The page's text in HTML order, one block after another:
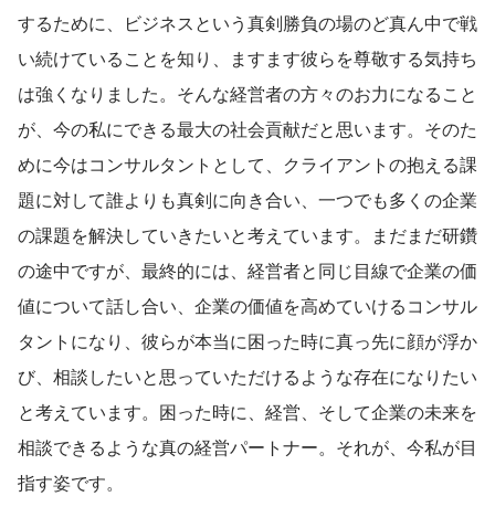
するために、ビジネスという真剣勝負の場のど真ん中で戦
い続けていることを知り、ますます彼らを尊敬する気持ち
は強くなりました。そんな経営者の方々のお力になること
が、今の私にできる最大の社会貢献だと思います。そのた
めに今はコンサルタントとして、クライアントの抱える課
題に対して誰よりも真剣に向き合い、一つでも多くの企業
の課題を解決していきたいと考えています。まだまだ研鑽
の途中ですが、最終的には、経営者と同じ目線で企業の価
値について話し合い、企業の価値を高めていけるコンサル
タントになり、彼らが本当に困った時に真っ先に顔が浮か
び、相談したいと思っていただけるような存在になりたい
と考えています。困った時に、経営、そして企業の未来を
相談できるような真の経営パートナー。それが、今私が目
指す姿です。